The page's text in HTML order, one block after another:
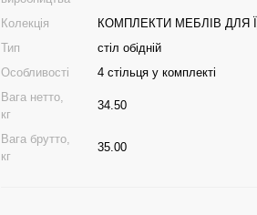
Колекція
КОМПЛЕКТИ МЕБЛІВ ДЛЯ
Тип
стіл обідній
Особливості
4 стільця у комплекті
Вага нетто,
кг
34.50
Вага брутто,
кг
35.00